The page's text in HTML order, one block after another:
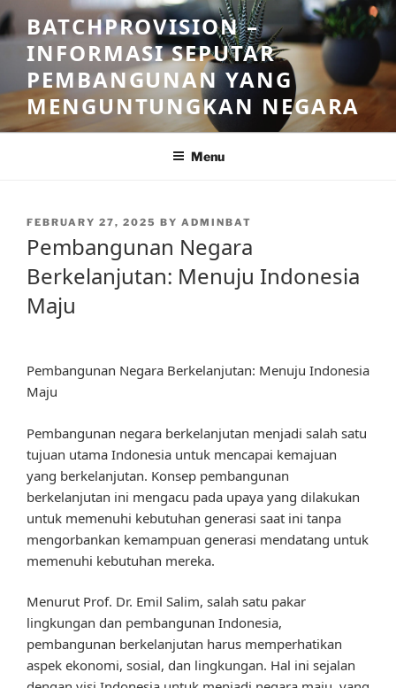
Skip
to
content
BATCHPROVISION –
INFORMASI SEPUTAR
PEMBANGUNAN YANG
MENGUNTUNGKAN NEGARA
Menu
POSTED
FEBRUARY 27, 2025 BY ADMINBAT
Pembangunan Negara
Berkelanjutan: Menuju Indonesia
Maju
Pembangunan Negara Berkelanjutan: Menuju Indonesia
Maju
Pembangunan negara berkelanjutan menjadi salah satu
tujuan utama Indonesia untuk mencapai kemajuan
yang berkelanjutan. Konsep pembangunan
berkelanjutan ini mengacu pada upaya yang dilakukan
untuk memenuhi kebutuhan generasi saat ini tanpa
mengorbankan kemampuan generasi mendatang untuk
memenuhi kebutuhan mereka.
Menurut Prof. Dr. Emil Salim, salah satu pakar
lingkungan dan pembangunan Indonesia,
pembangunan berkelanjutan harus memperhatikan
aspek ekonomi, sosial, dan lingkungan. Hal ini sejalan